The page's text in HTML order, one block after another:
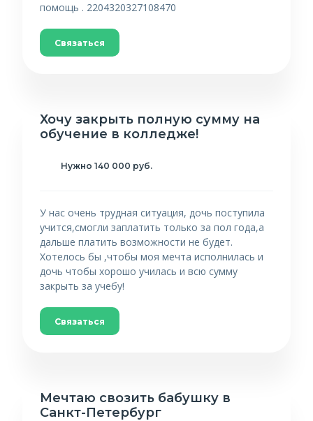
помощь . 2204320327108470
Связаться
Хочу закрыть полную сумму на
обучение в колледже!
Нужно 140 000 руб.
У нас очень трудная ситуация, дочь поступила
учится,смогли заплатить только за пол года,а
дальше платить возможности не будет.
Хотелось бы ,чтобы моя мечта исполнилась и
дочь чтобы хорошо училась и всю сумму
закрыть за учебу!
Связаться
Мечтаю свозить бабушку в
Санкт-Петербург